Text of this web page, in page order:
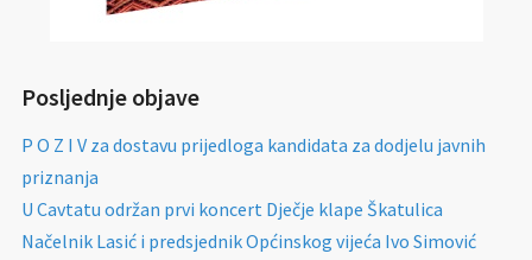
Posljednje objave
P O Z I V za dostavu prijedloga kandidata za dodjelu javnih
priznanja
U Cavtatu održan prvi koncert Dječje klape Škatulica
Načelnik Lasić i predsjednik Općinskog vijeća Ivo Simović